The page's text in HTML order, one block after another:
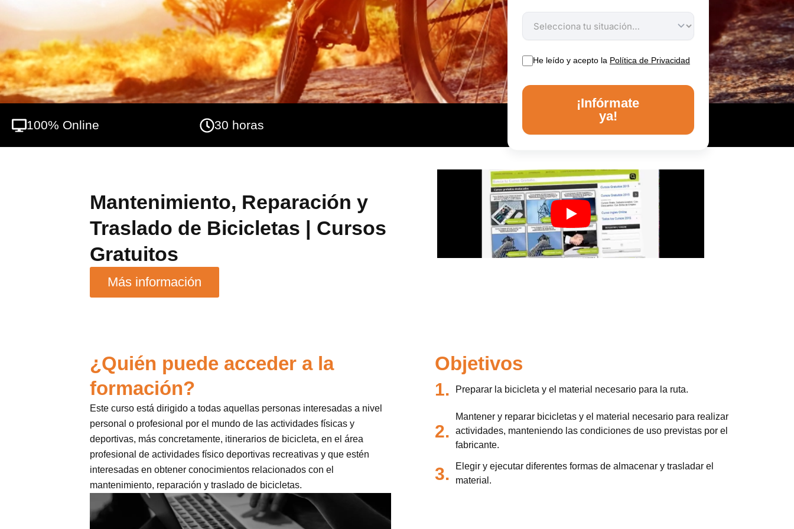
He leído y acepto la Política de Privacidad
¡Infórmate
ya!
100% Online 30 horas
Mantenimiento, Reparación y
Traslado de Bicicletas | Cursos
Gratuitos
Más información
¿Quién puede acceder a la
formación?
Este curso está dirigido a todas aquellas personas interesadas a nivel
personal o profesional por el mundo de las actividades físicas y
deportivas, más concretamente, itinerarios de bicicleta, en el área
profesional de actividades físico deportivas recreativas y que estén
interesadas en obtener conocimientos relacionados con el
mantenimiento, reparación y traslado de bicicletas.
Objetivos
1. Preparar la bicicleta y el material necesario para la ruta.
2.
Mantener y reparar bicicletas y el material necesario para realizar
actividades, manteniendo las condiciones de uso previstas por el
fabricante.
3.
Elegir y ejecutar diferentes formas de almacenar y trasladar el
material.